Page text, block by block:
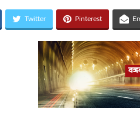
Twitter Pinterest